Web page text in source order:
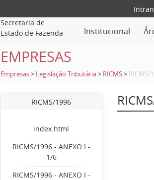
Secretaria de
Estado de Fazenda
Institucional
EMPRESAS
Empresas > Legislação Tributária > RICMS > RICMS/
RICMS/1996
index.html
RICMS/1996 - ANEXO I -
1/6
RICMS/1996 - ANEXO I -